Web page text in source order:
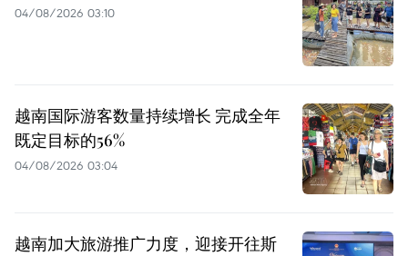
04/08/2026 03:10
越南国际游客数量持续增长 完成全年
既定目标的56%
04/08/2026 03:04
越南加大旅游推广力度，迎接开往斯